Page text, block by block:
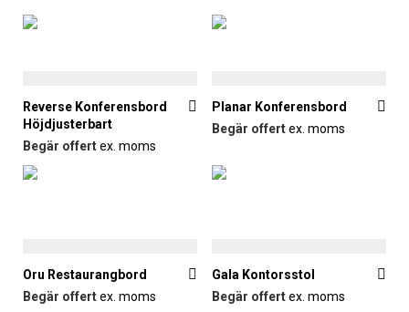
Reverse Konferensbord
Höjdjusterbart
Begär offertex. moms
Planar Konferensbord
Begär offertex. moms
Oru Restaurangbord
Begär offertex. moms
Gala Kontorsstol
Begär offertex. moms